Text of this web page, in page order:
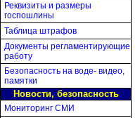
Реквизиты и размеры
госпошлины
Таблица штрафов
Документы регламентирующие
работу
Безопасность на воде- видео,
памятки
Новости, безопасность
Мониторинг СМИ